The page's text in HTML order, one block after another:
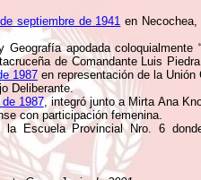
septiembre de 1941 en Necochea,
apodada coloquialmente
de Comandante Luis
1987 en representación de la Unión
Deliberante.
1987, integró junto a Mirta Ana
con participación femenina.
Escuela Provincial Nro. 6